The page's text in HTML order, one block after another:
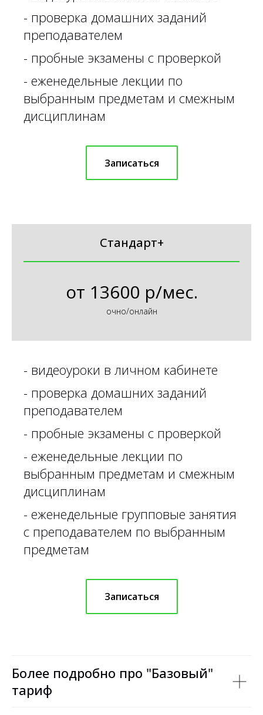
- проверка домашних заданий
преподавателем
- пробные экзамены с проверкой
- еженедельные лекции по
выбранным предметам и смежным
дисциплинам
Записаться
Стандарт+
от 13600 р/мес.
очно/онлайн
- видеоуроки в личном кабинете
- проверка домашних заданий
преподавателем
- пробные экзамены с проверкой
- еженедельные лекции по
выбранным предметам и смежным
дисциплинам
- еженедельные групповые занятия
с преподавателем по выбранным
предметам
Записаться
Более подробно про "Базовый"
тариф